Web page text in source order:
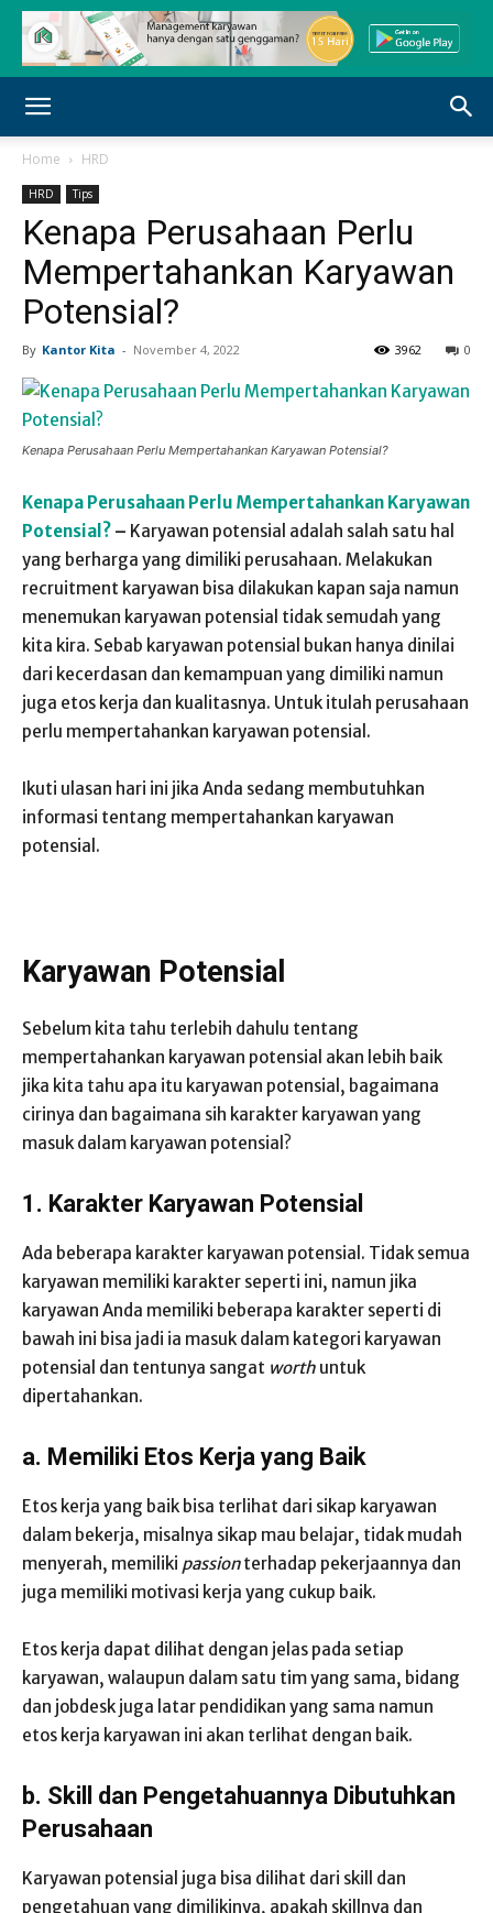
Home HRD
HRD Tips
Kenapa Perusahaan Perlu
Mempertahankan Karyawan
Potensial?
By Kantor Kita - November 4, 2022 0
3962
Kenapa Perusahaan Perlu Mempertahankan Karyawan Potensial?
Kenapa Perusahaan Perlu Mempertahankan Karyawan
Potensial? – Karyawan potensial adalah salah satu hal
yang berharga yang dimiliki perusahaan. Melakukan
recruitment karyawan bisa dilakukan kapan saja namun
menemukan karyawan potensial tidak semudah yang
kita kira. Sebab karyawan potensial bukan hanya dinilai
dari kecerdasan dan kemampuan yang dimiliki namun
juga etos kerja dan kualitasnya. Untuk itulah perusahaan
perlu mempertahankan karyawan potensial.
Ikuti ulasan hari ini jika Anda sedang membutuhkan
informasi tentang mempertahankan karyawan
potensial.
Karyawan Potensial
Sebelum kita tahu terlebih dahulu tentang
mempertahankan karyawan potensial akan lebih baik
jika kita tahu apa itu karyawan potensial, bagaimana
cirinya dan bagaimana sih karakter karyawan yang
masuk dalam karyawan potensial?
1. Karakter Karyawan Potensial
Ada beberapa karakter karyawan potensial. Tidak semua
karyawan memiliki karakter seperti ini, namun jika
karyawan Anda memiliki beberapa karakter seperti di
bawah ini bisa jadi ia masuk dalam kategori karyawan
potensial dan tentunya sangat worth untuk
dipertahankan.
a. Memiliki Etos Kerja yang Baik
Etos kerja yang baik bisa terlihat dari sikap karyawan
dalam bekerja, misalnya sikap mau belajar, tidak mudah
menyerah, memiliki passionterhadap pekerjaannya dan
juga memiliki motivasi kerja yang cukup baik.
Etos kerja dapat dilihat dengan jelas pada setiap
karyawan, walaupun dalam satu tim yang sama, bidang
dan jobdesk juga latar pendidikan yang sama namun
etos kerja karyawan ini akan terlihat dengan baik.
b. Skill dan Pengetahuannya Dibutuhkan
Perusahaan
Karyawan potensial juga bisa dilihat dari skill dan
pengetahuan yang dimilikinya, apakah skillnya dan